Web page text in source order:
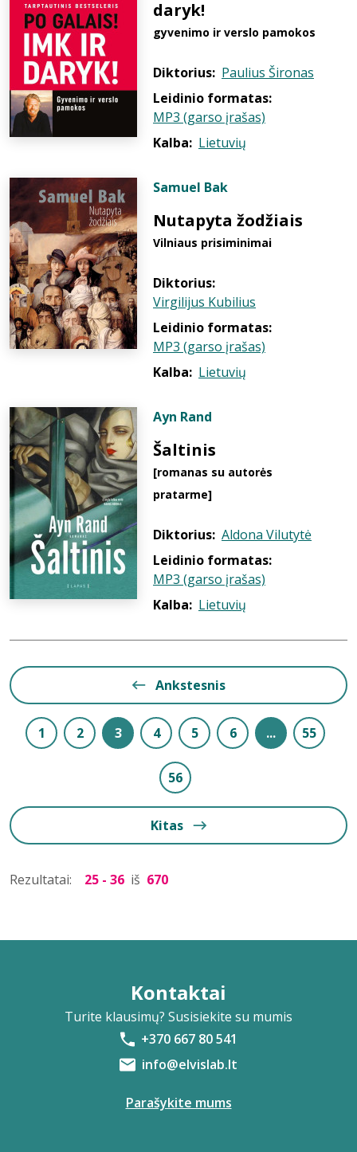
daryk!
gyvenimo ir verslo pamokos
Diktorius: Paulius Šironas
Leidinio formatas:
MP3 (garso įrašas)
Kalba: Lietuvių
Samuel Bak
Nutapyta žodžiais
Vilniaus prisiminimai
Diktorius:
Virgilijus Kubilius
Leidinio formatas:
MP3 (garso įrašas)
Kalba: Lietuvių
Ayn Rand
Šaltinis
[romanas su autorės
pratarme]
Diktorius: Aldona Vilutytė
Leidinio formatas:
MP3 (garso įrašas)
Kalba: Lietuvių
Ankstesnis
1 2 3 4 5 6 ... 55
56
Kitas
Rezultatai: 25 - 36 iš 670
Kontaktai
Turite klausimų? Susisiekite su mumis
+370 667 80 541
info@elvislab.lt
Parašykite mums